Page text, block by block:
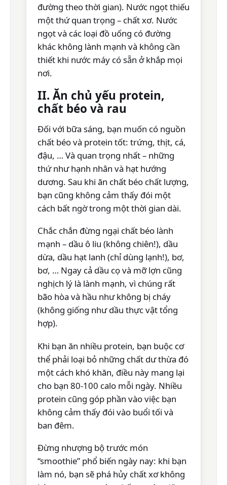
đường theo thời gian). Nước ngọt thiếu
một thứ quan trọng – chất xơ. Nước
ngọt và các loại đồ uống có đường
khác không lành mạnh và không cần
thiết khi nước máy có sẵn ở khắp mọi
nơi.
II. Ăn chủ yếu protein,
chất béo và rau
Đối với bữa sáng, bạn muốn có nguồn
chất béo và protein tốt: trứng, thịt, cá,
đậu, … Và quan trọng nhất – những
thứ như hạnh nhân và hạt hướng
dương. Sau khi ăn chất béo chất lượng,
bạn cũng không cảm thấy đói một
cách bất ngờ trong một thời gian dài.
Chắc chắn đừng ngại chất béo lành
mạnh – dầu ô liu (không chiên!), dầu
dừa, dầu hạt lanh (chỉ dùng lạnh!), bơ,
bơ, … Ngay cả dầu cọ và mỡ lợn cũng
nghịch lý là lành mạnh, vì chúng rất
bão hòa và hầu như không bị cháy
(không giống như dầu thực vật tổng
hợp).
Khi bạn ăn nhiều protein, bạn buộc cơ
thể phải loại bỏ những chất dư thừa đó
một cách khó khăn, điều này mang lại
cho bạn 80-100 calo mỗi ngày. Nhiều
protein cũng góp phần vào việc bạn
không cảm thấy đói vào buổi tối và
ban đêm.
Đừng nhượng bộ trước món
“smoothie” phổ biến ngày nay: khi bạn
làm nó, bạn sẽ phá hủy chất xơ không